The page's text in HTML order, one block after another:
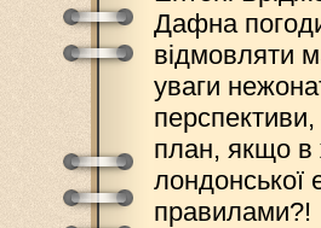
Дафна
відмовляти
уваги
план, якщо в
лондонської
правилами?!